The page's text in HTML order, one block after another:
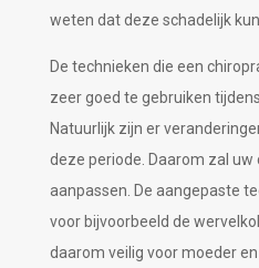
weten dat deze schadelijk
De technieken die een
zeer goed te gebruiken
Natuurlijk zijn er
deze periode. Daarom zal
aanpassen. De aangepaste
voor bijvoorbeeld de
daarom veilig voor moeder